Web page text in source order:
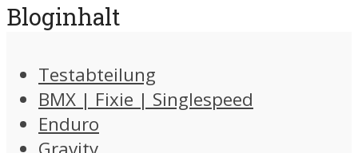
Bloginhalt
Testabteilung
BMX | Fixie | Singlespeed
Enduro